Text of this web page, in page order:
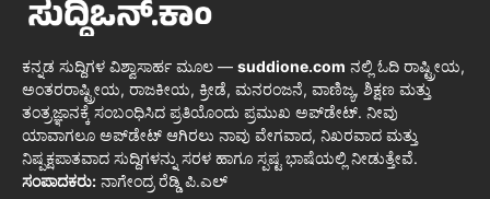
ಕನ್ನಡ ಸುದ್ದಿಗಳ ವಿಶ್ವಾಸಾರ್ಹ ಮೂಲ — suddione.com ನಲ್ಲಿ ಓದಿ ರಾಷ್ಟ್ರೀಯ,
ಅಂತರರಾಷ್ಟ್ರೀಯ, ರಾಜಕೀಯ, ಕ್ರೀಡೆ, ಮನರಂಜನೆ, ವಾಣಿಜ್ಯ, ಶಿಕ್ಷಣ ಮತ್ತು
ತಂತ್ರಜ್ಞಾನಕ್ಕೆ ಸಂಬಂಧಿಸಿದ ಪ್ರತಿಯೊಂದು ಪ್ರಮುಖ ಅಪ್‌ಡೇಟ್. ನೀವು
ಯಾವಾಗಲೂ ಅಪ್‌ಡೇಟ್ ಆಗಿರಲು ನಾವು ವೇಗವಾದ, ನಿಖರವಾದ ಮತ್ತು
ನಿಷ್ಪಕ್ಷಪಾತವಾದ ಸುದ್ದಿಗಳನ್ನು ಸರಳ ಹಾಗೂ ಸ್ಪಷ್ಟ ಭಾಷೆಯಲ್ಲಿ ನೀಡುತ್ತೇವೆ.
ಸಂಪಾದಕರು: ನಾಗೇಂದ್ರ ರೆಡ್ಡಿ ಪಿ.ಎಲ್